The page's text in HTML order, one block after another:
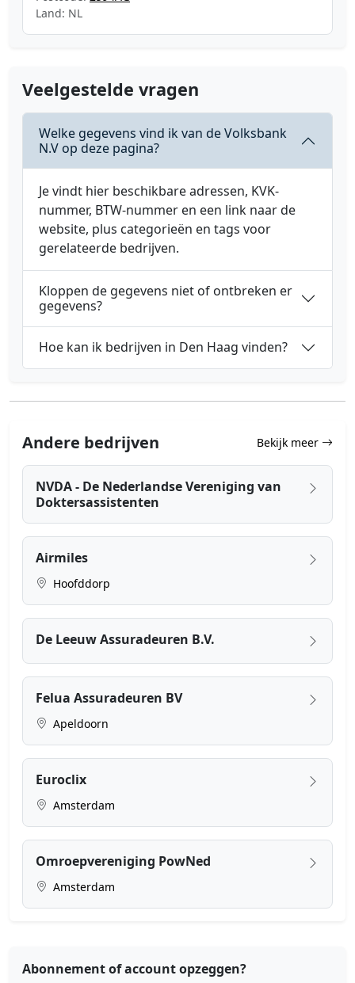
Land: NL
Veelgestelde vragen
Welke gegevens vind ik van de Volksbank
N.V op deze pagina?
Je vindt hier beschikbare adressen, KVK-
nummer, BTW-nummer en een link naar de
website, plus categorieën en tags voor
gerelateerde bedrijven.
Kloppen de gegevens niet of ontbreken er
gegevens?
Hoe kan ik bedrijven in Den Haag vinden?
Andere bedrijven Bekijk meer
NVDA - De Nederlandse Vereniging van
Doktersassistenten
Airmiles
Hoofddorp
De Leeuw Assuradeuren B.V.
Felua Assuradeuren BV
Apeldoorn
Euroclix
Amsterdam
Omroepvereniging PowNed
Amsterdam
Abonnement of account opzeggen?